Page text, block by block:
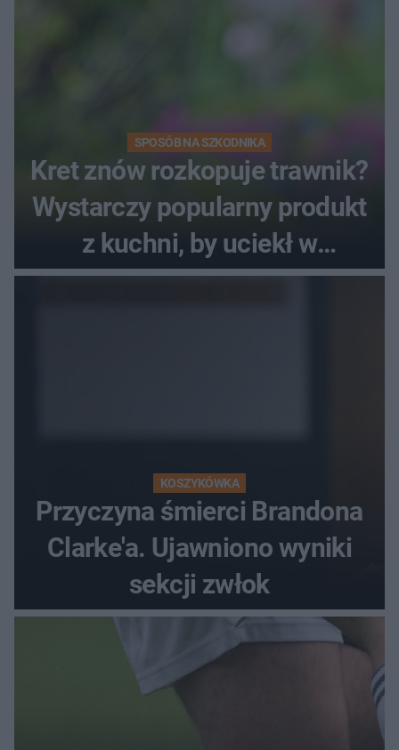
SPOSÓB NA SZKODNIKA
Kret znów rozkopuje trawnik?
Wystarczy popularny produkt
z kuchni, by uciekł w
popłochu
KOSZYKÓWKA
Przyczyna śmierci Brandona
Clarke'a. Ujawniono wyniki
sekcji zwłok